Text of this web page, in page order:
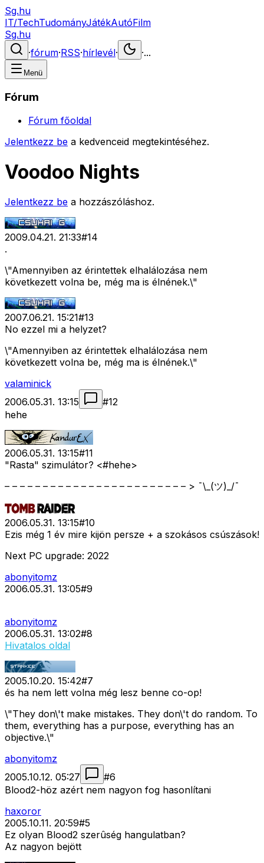
Sg.hu
IT/TechTudományJátékAutóFilm
Sg.hu
·fórum·RSS·hírlevél· ·...
Menü
Fórum
Fórum főoldal
Jelentkezz be a kedvenceid megtekintéséhez.
Voodoo Nights
Jelentkezz be a hozzászóláshoz.
2009.04.21. 21:33#14
.
\"Amennyiben az érintettek elhalálozása nem
következett volna be, még ma is élnének.\"
2007.06.21. 15:21#13
No ezzel mi a helyzet?
\"Amennyiben az érintettek elhalálozása nem
következett volna be, még ma is élnének.\"
valaminick
2006.05.31. 13:15
#12
hehe
2006.05.31. 13:15#11
"Rasta" szimulátor? <#hehe>
– – – – – – – – – – – – – – – – – – – – – – – – > ¯\_(ツ)_/¯
2006.05.31. 13:15#10
Ezis még 1 év mire kijön persze + a szokásos csúszások!
Next PC upgrade: 2022
abonyitomz
2006.05.31. 13:05#9
abonyitomz
2006.05.31. 13:02#8
Hivatalos oldal
2005.10.20. 15:42#7
és ha nem lett volna még lesz benne co-op!
\"They don\'t make mistakes. They don\'t do random. To
them, everything has a purpose, everything has an
objective.\"
abonyitomz
2005.10.12. 05:27
#6
Blood2-höz azért nem nagyon fog hasonlítani
haxoror
2005.10.11. 20:59#5
Ez olyan Blood2 szerûség hangulatban?
Az nagyon bejött